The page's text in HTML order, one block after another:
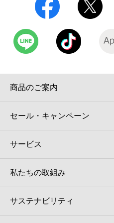
モバイルバッテリーシェアリン
モバイルWi-Fiバッテリーシェア
パウダースペース ラブン（店舗
ソフトバンクギフト
商品のご案内
セール・キャンペーン
サービス
私たちの取組み
サステナビリティ